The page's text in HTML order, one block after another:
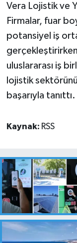
Vera Lojistik ve
Firmalar, fuar
potansiyel iş
uluslararası iş
lojistik
başarıyla tanıttı.
Kaynak: RSS